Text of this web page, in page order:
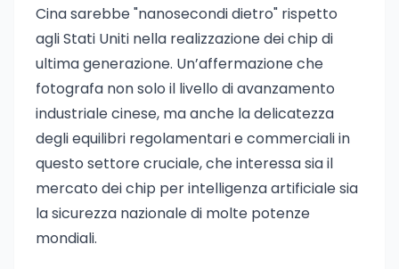
Cina sarebbe "nanosecondi dietro" rispetto
agli Stati Uniti nella realizzazione dei chip di
ultima generazione. Un’affermazione che
fotografa non solo il livello di avanzamento
industriale cinese, ma anche la delicatezza
degli equilibri regolamentari e commerciali in
questo settore cruciale, che interessa sia il
mercato dei chip per intelligenza artificiale sia
la sicurezza nazionale di molte potenze
mondiali.